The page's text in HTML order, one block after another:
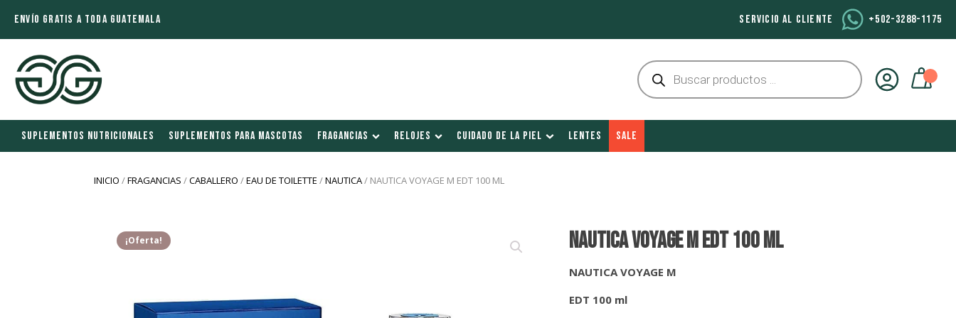
ENVÍO GRATIS A TODA GUATEMALA SERVICIO AL CLIENTE +502-3288-1175
Búsqueda
de
productos
SUPLEMENTOS NUTRICIONALES SUPLEMENTOS PARA MASCOTAS FRAGANCIAS RELOJES CUIDADO DE LA PIEL LENTES SALE
INICIO /FRAGANCIAS /CABALLERO /EAU DE TOILETTE /NAUTICA/ NAUTICA VOYAGE M EDT 100 ML
¡Oferta! NAUTICA VOYAGE M EDT 100 ml
NAUTICA VOYAGE M
EDT 100 ml